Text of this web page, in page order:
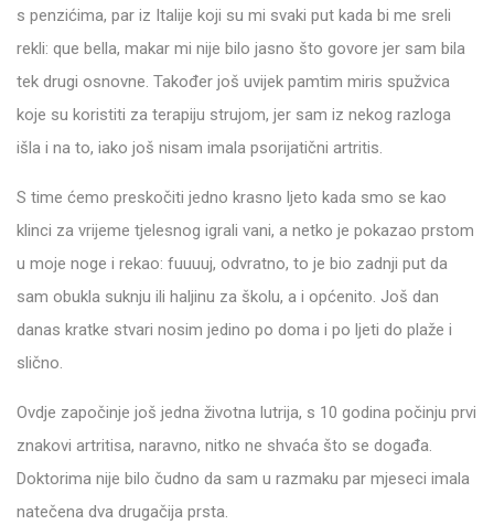
s penzićima, par iz Italije koji su mi svaki put kada bi me sreli
rekli: que bella, makar mi nije bilo jasno što govore jer sam bila
tek drugi osnovne. Također još uvijek pamtim miris spužvica
koje su koristiti za terapiju strujom, jer sam iz nekog razloga
išla i na to, iako još nisam imala psorijatični artritis.
S time ćemo preskočiti jedno krasno ljeto kada smo se kao
klinci za vrijeme tjelesnog igrali vani, a netko je pokazao prstom
u moje noge i rekao: fuuuuj, odvratno, to je bio zadnji put da
sam obukla suknju ili haljinu za školu, a i općenito. Još dan
danas kratke stvari nosim jedino po doma i po ljeti do plaže i
slično.
Ovdje započinje još jedna životna lutrija, s 10 godina počinju prvi
znakovi artritisa, naravno, nitko ne shvaća što se događa.
Doktorima nije bilo čudno da sam u razmaku par mjeseci imala
natečena dva drugačija prsta.